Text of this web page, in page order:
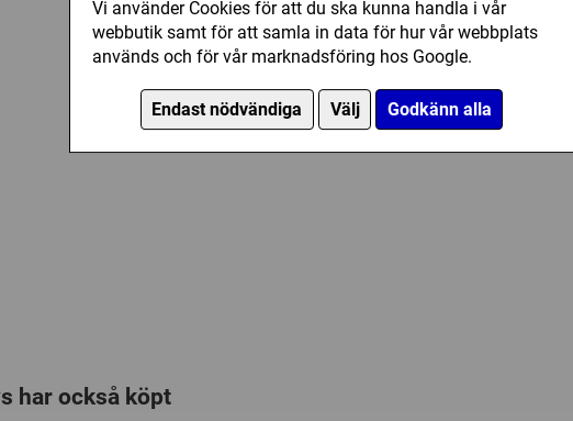
Vi använder Cookies för att du ska kunna handla i vår
webbutik samt för att samla in data för hur vår webbplats
används och för vår marknadsföring hos Google.
Endast nödvändiga Välj Godkänn alla
har också köpt